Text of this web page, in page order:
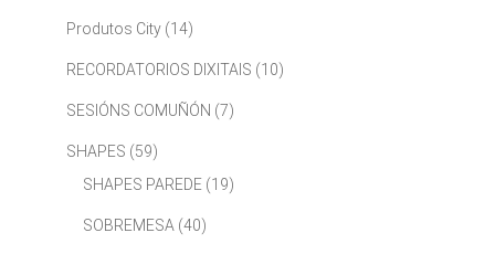
Produtos City (14)
RECORDATORIOS DIXITAIS (10)
SESIÓNS COMUÑÓN (7)
SHAPES (59)
SHAPES PAREDE (19)
SOBREMESA (40)